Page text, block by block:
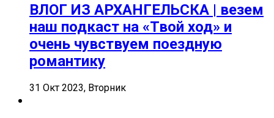
ВЛОГ ИЗ АРХАНГЕЛЬСКА | везем
наш подкаст на «Твой ход» и
очень чувствуем поездную
романтику
31 Окт 2023, Вторник